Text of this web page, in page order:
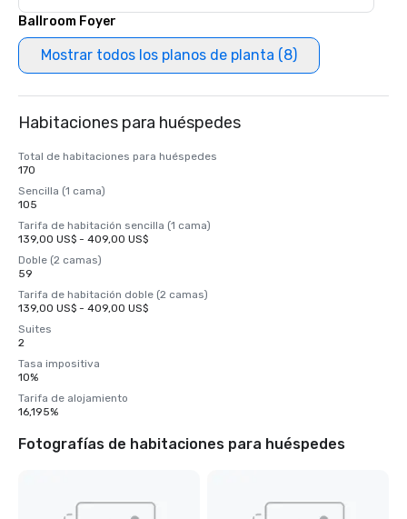
Ballroom Foyer
Mostrar todos los planos de planta (8)
Habitaciones para huéspedes
Total de habitaciones para huéspedes
170
Sencilla (1 cama)
105
Tarifa de habitación sencilla (1 cama)
139,00 US$ - 409,00 US$
Doble (2 camas)
59
Tarifa de habitación doble (2 camas)
139,00 US$ - 409,00 US$
Suites
2
Tasa impositiva
10%
Tarifa de alojamiento
16,195%
Fotografías de habitaciones para huéspedes